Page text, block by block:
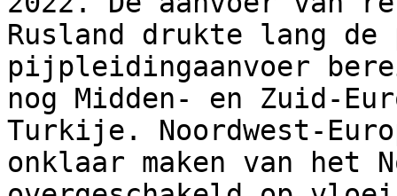
Rusland drukte lang
pijpleidingaanvoer
nog Midden- en Zuid-
Turkije. Noordwest-
onklaar maken van het